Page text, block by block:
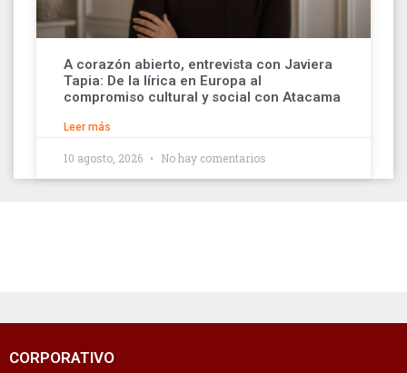
A corazón abierto, entrevista con Javiera
Tapia: De la lírica en Europa al
compromiso cultural y social con Atacama
Leer más
10 agosto, 2026 No hay comentarios
CORPORATIVO